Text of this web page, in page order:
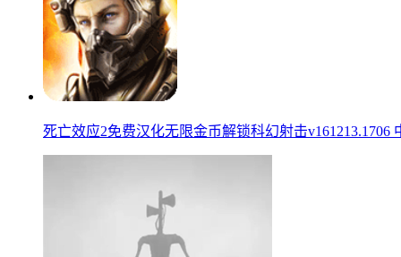
死亡效应2免费汉化无限金币解锁科幻射击v161213.1706